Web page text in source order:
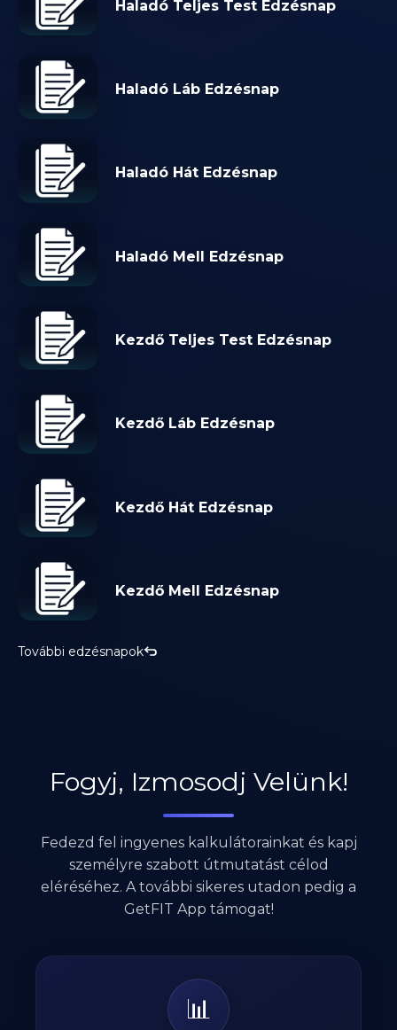
Haladó Teljes Test Edzésnap
Haladó Láb Edzésnap
Haladó Hát Edzésnap
Haladó Mell Edzésnap
Kezdő Teljes Test Edzésnap
Kezdő Láb Edzésnap
Kezdő Hát Edzésnap
Kezdő Mell Edzésnap
További edzésnapok
Fogyj, Izmosodj Velünk!
Fedezd fel ingyenes kalkulátorainkat és kapj
személyre szabott útmutatást célod
eléréséhez. A további sikeres utadon pedig a
GetFIT App támogat!
📊